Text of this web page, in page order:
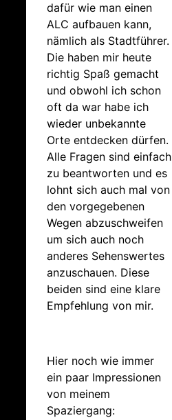
dafür wie man einen
ALC aufbauen kann,
nämlich als Stadtführer.
Die haben mir heute
richtig Spaß gemacht
und obwohl ich schon
oft da war habe ich
wieder unbekannte
Orte entdecken dürfen.
Alle Fragen sind einfach
zu beantworten und es
lohnt sich auch mal von
den vorgegebenen
Wegen abzuschweifen
um sich auch noch
anderes Sehenswertes
anzuschauen. Diese
beiden sind eine klare
Empfehlung von mir.
Hier noch wie immer
ein paar Impressionen
von meinem
Spaziergang: